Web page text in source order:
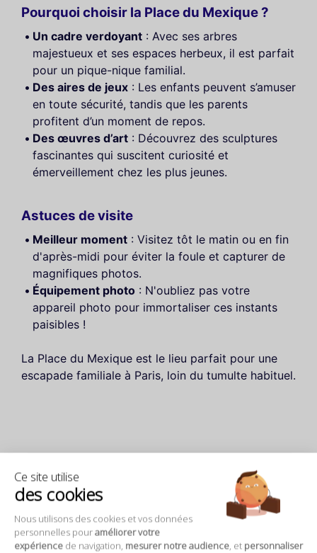
Ce site utilise
des cookies
Nous utilisons des cookies et vos données
personnelles pouraméliorer votre
expérience de navigation, mesurer notre audience, et personnaliser
Pourquoi choisir la Place du Mexique ?
Un cadre verdoyant : Avec ses arbres
majestueux et ses espaces herbeux, il est parfait
pour un pique-nique familial.
Des aires de jeux : Les enfants peuvent s’amuser
en toute sécurité, tandis que les parents
profitent d’un moment de repos.
Des œuvres d’art : Découvrez des sculptures
fascinantes qui suscitent curiosité et
émerveillement chez les plus jeunes.
Astuces de visite
Meilleur moment : Visitez tôt le matin ou en fin
d'après-midi pour éviter la foule et capturer de
magnifiques photos.
Équipement photo : N'oubliez pas votre
appareil photo pour immortaliser ces instants
paisibles !
La Place du Mexique est le lieu parfait pour une
escapade familiale à Paris, loin du tumulte habituel.